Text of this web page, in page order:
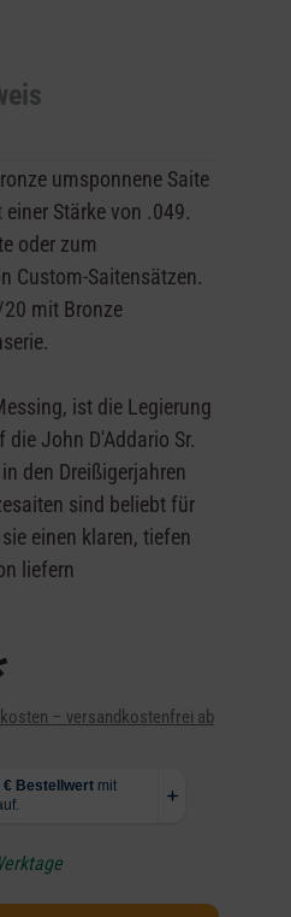
umsponnene Saite
Stärke von .049.
oder zum
Custom-Saitensätzen.
mit Bronze
ist die Legierung
John D'Addario Sr.
den Dreißigerjahren
sind beliebt für
einen klaren, tiefen
liefern
– versandkostenfrei ab